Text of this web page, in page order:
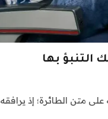
التنبؤ بها
متن الطائرة؛ إذ يرافقه